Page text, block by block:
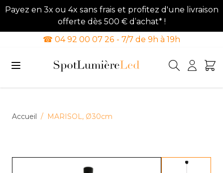
Payez en 3x ou 4x sans frais et profitez d'une livraison
offerte dès 500 € d’achat* !
☎ 04 92 00 07 26 - 7/7 de 9h à 19h
Accueil / MARISOL, Ø30cm
View